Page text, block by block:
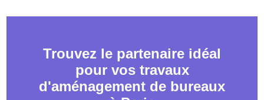
Trouvez le partenaire idéal
pour vos travaux
d'aménagement de bureaux